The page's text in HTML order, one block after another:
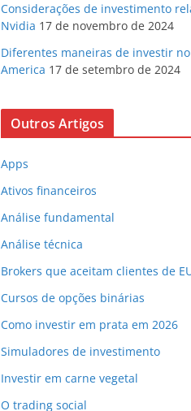
Considerações de investimento
Nvidia 17 de novembro de 2024
Diferentes maneiras de investir
America 17 de setembro de 2024
Outros Artigos
Apps
Ativos financeiros
Análise fundamental
Análise técnica
Brokers que aceitam clientes de
Cursos de opções binárias
Como investir em prata em 2026
Simuladores de investimento
Investir em carne vegetal
O trading social